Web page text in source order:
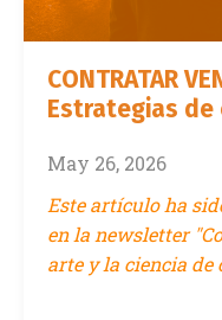
CONTRATAR
Estrategias
May 26, 2026
Este artículo ha
en la newsletter
arte y la ciencia